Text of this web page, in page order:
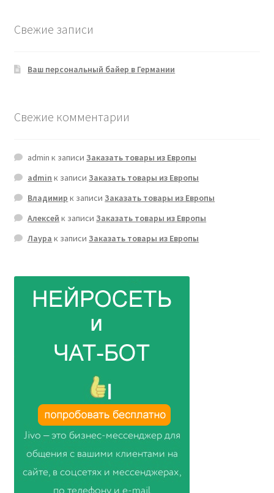
Свежие записи
Ваш персональный байер в Германии
Свежие комментарии
admin к записиЗаказать товары из Европы
admin к записиЗаказать товары из Европы
Владимир к записиЗаказать товары из Европы
Алексей к записиЗаказать товары из Европы
Лаура к записиЗаказать товары из Европы